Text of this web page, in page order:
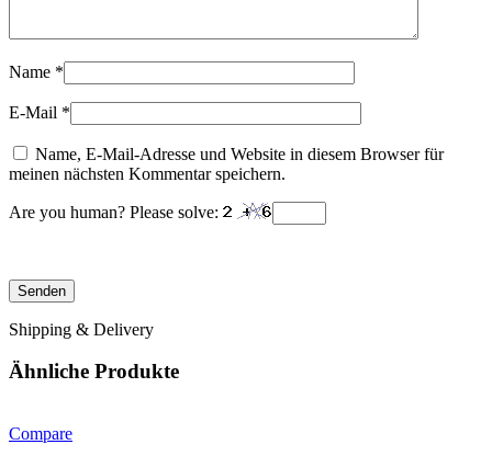
Name *
E-Mail *
Name, E-Mail-Adresse und Website in diesem Browser für
meinen nächsten Kommentar speichern.
Are you human? Please solve:
Shipping & Delivery
Ähnliche Produkte
Compare